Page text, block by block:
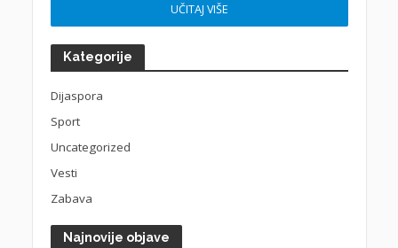
UČITAJ VIŠE
Kategorije
Dijaspora
Sport
Uncategorized
Vesti
Zabava
Najnovije objave